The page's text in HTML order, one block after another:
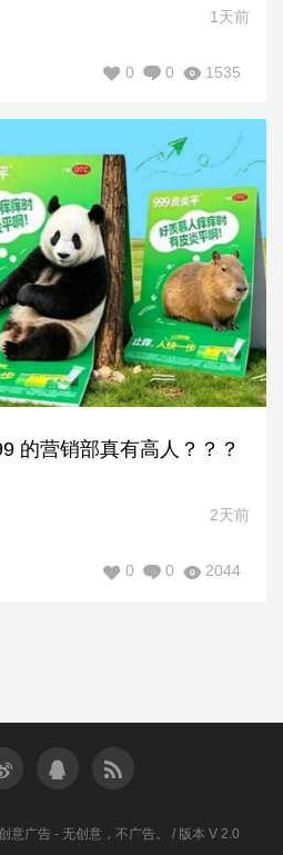
1天前
1535
0
0
的营销部真有高人？？？
2天前
2044
0
0
广告 - 无创意，不广告。 / 版本 V 2.0